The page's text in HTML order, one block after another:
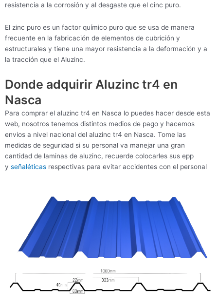
resistencia a la corrosión y al desgaste que el cinc puro.
El zinc puro es un factor químico puro que se usa de manera
frecuente en la fabricación de elementos de cubrición y
estructurales y tiene una mayor resistencia a la deformación y a
la tracción que el Aluzinc.
Donde adquirir Aluzinc tr4 en
Nasca
Para comprar el aluzinc tr4 en Nasca lo puedes hacer desde esta
web, nosotros tenemos distintos medios de pago y hacemos
envios a nivel nacional del aluzinc tr4 en Nasca. Tome las
medidas de seguridad si su personal va manejar una gran
cantidad de laminas de aluzinc, recuerde colocarles sus epp
y señaléticas respectivas para evitar accidentes con el personal